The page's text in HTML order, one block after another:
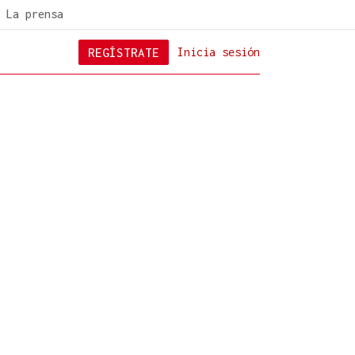
La prensa
Inicia sesión
REGÍSTRATE